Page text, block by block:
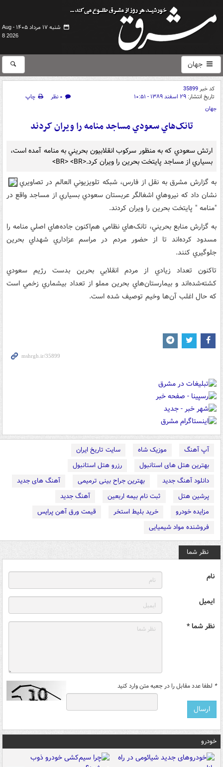
شنبه ۱۷ مرداد ۱۴۰۵ -
Aug
8 2026
جهان
کد خبر35899
تاریخ انتشار: ۲۹ اسفند ۱۳۸۹ - ۱۰:۵۱ ۰ نظر
چاپ
جهان
تانک‌هاي سعودي مساجد منامه را ويران کردند
ارتش سعودي که به منظور سرکوب انقلابيون بحريني به منامه آمده‌ است،
بسياري از مساجد پايتخت بحرين را ويران کرد.<BR> <BR>
به گزارش مشرق به نقل از فارس، شبکه تلويزيوني العالم در تصاويري
نشان داد که نيروهاي اشغالگر عربستان سعودي بسياري از مساجد واقع در
"منامه " پايتخت بحرين را ويران کردند.
به گزارش منابع بحريني، تانک‌هاي نظامي هم‌اکنون جاده‌هاي اصلي منامه را
مسدود کرده‌اند تا از حضور مردم در مراسم عزاداري شهداي بحرين
جلوگيري کنند.
تاکنون تعداد زيادي از مردم انقلابي بحرين بدست رژيم سعودي
کشته‌شده‌‌اند و بيمارستان‌هاي بحرين مملو از تعداد بيشماري زخمي است
که حال اغلب آن‌ها وخيم توصيف شده است.
آپ آهنگ موزیک شاه
سایت تاریخ ایران
بهترین هتل های استانبول
رزرو هتل استانبول
دانلود آهنگ جدید
بهترین جراح بینی ترمیمی
آهنگ های جدید
پرشین هتل
ثبت نام بیمه اربعین
آهنگ جدید
مزایده خودرو
خرید بلیط استخر
قیمت ورق آهن پرایس
فروشنده مواد شیمیایی
نظر شما
نام
ایمیل
نظر شما *
* لطفا عدد مقابل را در جعبه متن وارد کنید
خودرو